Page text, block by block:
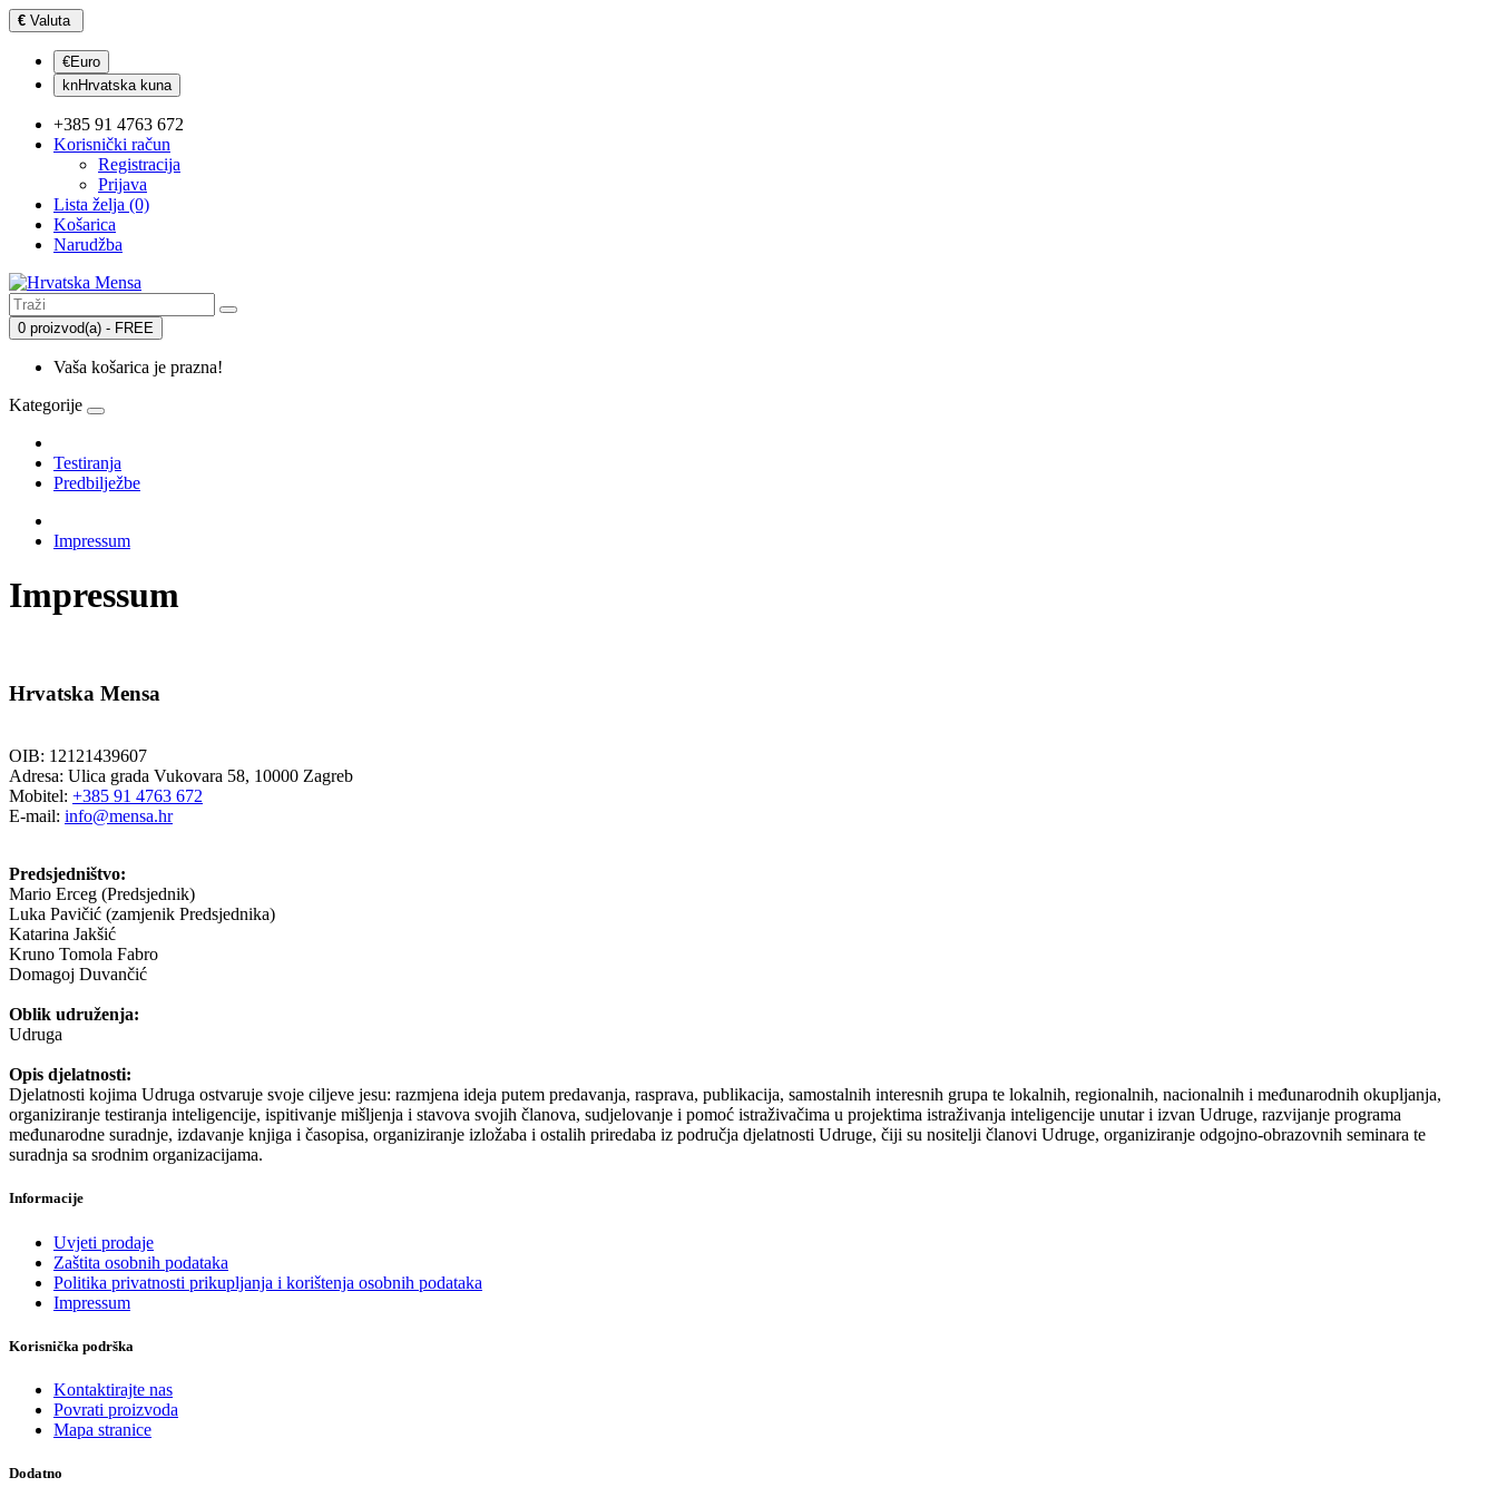
€ Valuta
€Euro
knHrvatska kuna
+385 91 4763 672
Korisnički račun
Registracija
Prijava
Lista želja (0)
Košarica
Narudžba
0 proizvod(a) - FREE
Vaša košarica je prazna!
Kategorije
Testiranja
Predbilježbe
Impressum
Impressum
Hrvatska Mensa
OIB: 12121439607
Adresa: Ulica grada Vukovara 58, 10000 Zagreb
Mobitel: +385 91 4763 672
E-mail: info@mensa.hr
Predsjedništvo:
Mario Erceg (Predsjednik)
Luka Pavičić (zamjenik Predsjednika)
Katarina Jakšić
Kruno Tomola Fabro
Domagoj Duvančić
Oblik udruženja:
Udruga
Opis djelatnosti:
Djelatnosti kojima Udruga ostvaruje svoje ciljeve jesu: razmjena ideja putem predavanja, rasprava, publikacija, samostalnih interesnih grupa te lokalnih, regionalnih, nacionalnih i međunarodnih okupljanja,
organiziranje testiranja inteligencije, ispitivanje mišljenja i stavova svojih članova, sudjelovanje i pomoć istraživačima u projektima istraživanja inteligencije unutar i izvan Udruge, razvijanje programa
međunarodne suradnje, izdavanje knjiga i časopisa, organiziranje izložaba i ostalih priredaba iz područja djelatnosti Udruge, čiji su nositelji članovi Udruge, organiziranje odgojno-obrazovnih seminara te
suradnja sa srodnim organizacijama.
Informacije
Uvjeti prodaje
Zaštita osobnih podataka
Politika privatnosti prikupljanja i korištenja osobnih podataka
Impressum
Korisnička podrška
Kontaktirajte nas
Povrati proizvoda
Mapa stranice
Dodatno